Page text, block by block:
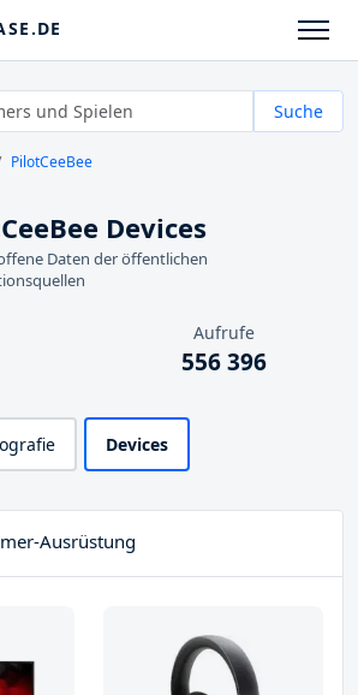
Suche
PilotCeeBee
Devices
Daten der öffentlichen
Aufrufe
556 396
Devices
Ausrüstung